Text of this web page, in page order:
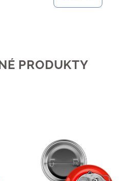
PRODUKTY